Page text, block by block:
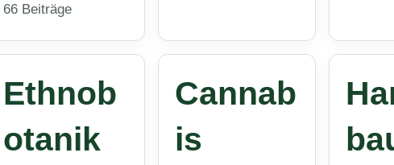
66 Beiträge
Ethnob
otanik
Cannab
is